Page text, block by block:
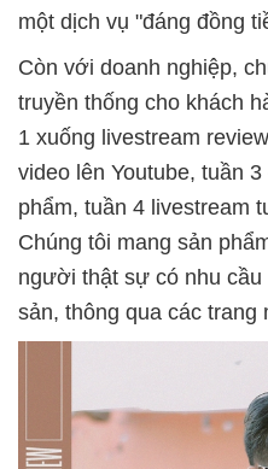
một dịch vụ "đáng đồng
Còn với doanh nghiệp,
truyền thống cho khách
1 xuống livestream
video lên Youtube, tuần
phẩm, tuần 4 livestream
Chúng tôi mang sản
người thật sự có nhu
sản, thông qua các trang